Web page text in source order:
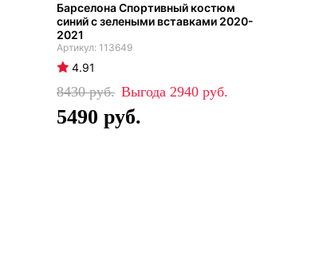
Барселона Спортивный костюм
синий с зелеными вставками 2020-
2021
113649
4.91
8430 2940
5490